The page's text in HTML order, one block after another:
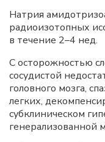
Натрия
радиоизотопных
в течение 2–4 нед.
С осторожностью
сосудистой
головного мозга,
легких,
субклиническом
генерализованной